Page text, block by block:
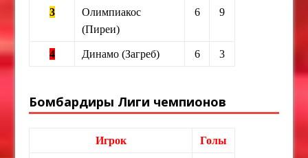
3
Олимпиакос
(Пиреи)
6 9
4 Динамо (Загреб) 6 3
Бомбардиры Лиги чемпионов
Игрок Голы